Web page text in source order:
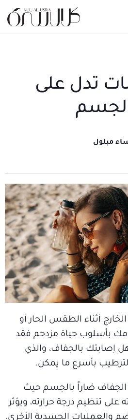
تدل على
مبلول
أثناء الطقس الحار أو
بأسلوب حياة مزدحم فقد
إصابتك بالجفاف، والذي
بأسرع ما يمكن.
ضاراً بالجسم حيث
على تنظيم درجة حرارته، ويؤثر
والعمليات الجسدية الأخرى.